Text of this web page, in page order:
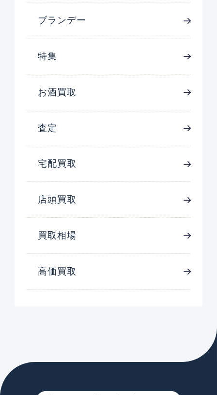
ブランデー
特集
お酒買取
査定
宅配買取
店頭買取
買取相場
高価買取